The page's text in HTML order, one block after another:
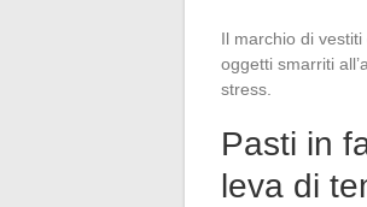
Il marchio di
oggetti smarriti
stress.
Pasti in
leva di